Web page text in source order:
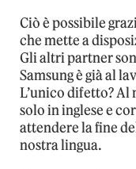
Ciò è possibile
che mette a
Gli altri partner
Samsung è già al
L’unico difetto?
solo in inglese e
attendere la fine
nostra lingua.